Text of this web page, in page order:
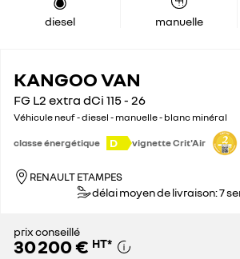
diesel manuelle
KANGOO VAN
FG L2 extra dCi 115 - 26
Véhicule neuf - diesel - manuelle - blanc minéral
classe énergétique D vignette Crit'Air
RENAULT ETAMPES
délai moyen de livraison: 7
prix conseillé
30 200 € HT*